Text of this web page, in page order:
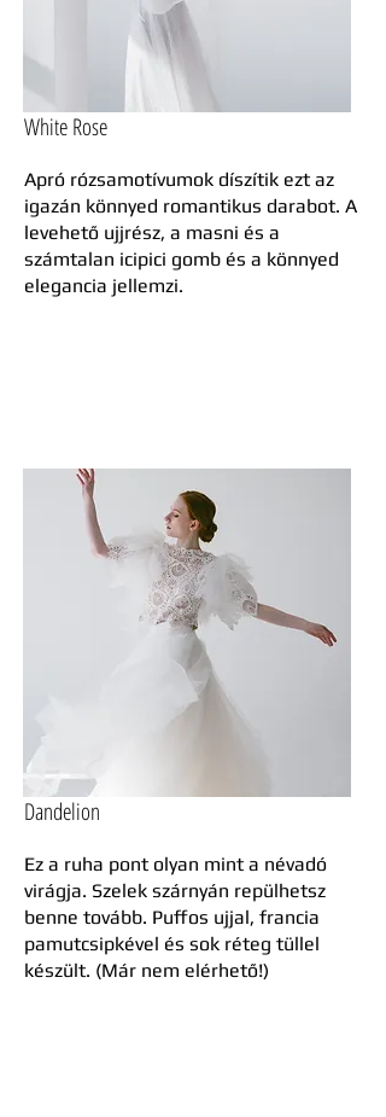
White Rose
Apró rózsamotívumok díszítik ezt az
igazán könnyed romantikus darabot. A
levehető ujjrész, a masni és a
számtalan icipici gomb és a könnyed
elegancia jellemzi.
Dandelion
Ez a ruha pont olyan mint a névadó
virágja. Szelek szárnyán repülhetsz
benne tovább. Puffos ujjal, francia
pamutcsipkével és sok réteg tüllel
készült. (Már nem elérhető!)